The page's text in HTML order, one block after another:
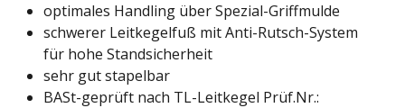
optimales Handling über Spezial-Griffmulde
schwerer Leitkegelfuß mit Anti-Rutsch-System
für hohe Standsicherheit
sehr gut stapelbar
BASt-geprüft nach TL-Leitkegel Prüf.Nr.: